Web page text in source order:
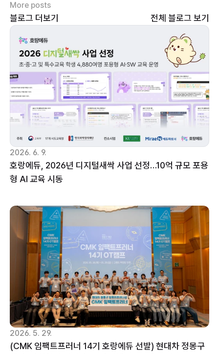
More posts
블로그 더보기 전체 블로그 보기
2026. 6. 9.
호랑에듀, 2026년 디지털새싹 사업 선정…10억 규모 포용
형 AI 교육 시동
2026. 5. 29.
(CMK 임팩트프러너 14기 호랑에듀 선발) 현대차 정몽구